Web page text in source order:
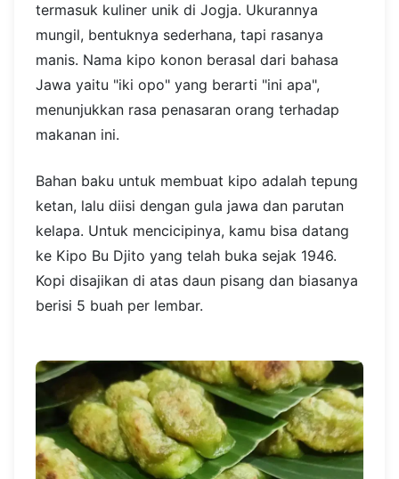
termasuk kuliner unik di Jogja. Ukurannya
mungil, bentuknya sederhana, tapi rasanya
manis. Nama kipo konon berasal dari bahasa
Jawa yaitu "iki opo" yang berarti "ini apa",
menunjukkan rasa penasaran orang terhadap
makanan ini.
Bahan baku untuk membuat kipo adalah tepung
ketan, lalu diisi dengan gula jawa dan parutan
kelapa. Untuk mencicipinya, kamu bisa datang
ke Kipo Bu Djito yang telah buka sejak 1946.
Kopi disajikan di atas daun pisang dan biasanya
berisi 5 buah per lembar.